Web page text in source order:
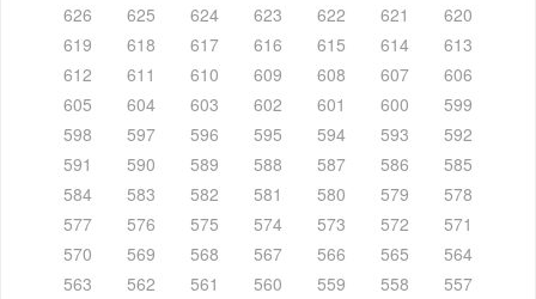
626
625 624 623 622 621
620
619
618 617 616 615 614
613
612
611 610 609 608 607
606
605
604 603 602 601 600
599
598
597 596 595 594 593
592
591
590 589 588 587 586
585
584
583 582 581 580 579
578
577
576 575 574 573 572
571
570
569 568 567 566 565
564
563
562 561 560 559 558
557